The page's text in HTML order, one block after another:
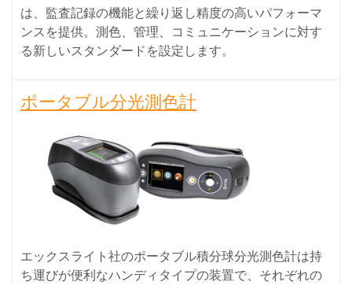
は、監査記録の機能と繰り返し精度の高いパフォーマ
ンスを提供。測色、管理、コミュニケーションに対す
る新しいスタンダードを設定します。
ポータブル分光測色計
エックスライト社のポータブル積分球分光測色計は持
ち運びが便利なハンディタイプの装置で、それぞれの